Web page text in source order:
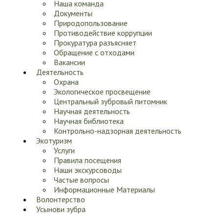
Наша команда
Документы
Природопользование
Противодействие коррупции
Прокуратура разъясняет
Обращение с отходами
Вакансии
Деятельность
Охрана
Экологическое просвещение
Центральный зубровый питомник
Научная деятельность
Научная библиотека
Контрольно-надзорная деятельность
Экотуризм
Услуги
Правила посещения
Наши экскурсоводы
Частые вопросы
Информационные Материалы
Волонтерство
Усынови зубра